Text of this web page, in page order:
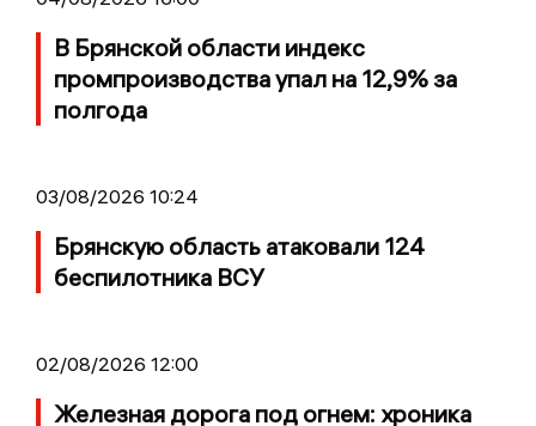
В Брянской области индекс
промпроизводства упал на 12,9% за
полгода
03/08/2026 10:24
Брянскую область атаковали 124
беспилотника ВСУ
02/08/2026 12:00
Железная дорога под огнем: хроника